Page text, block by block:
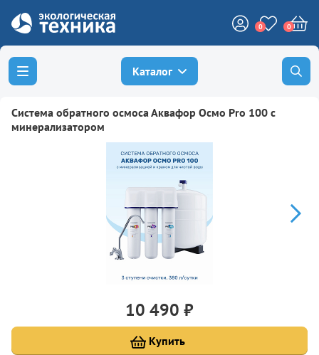
0 0
Каталог
Система обратного осмоса Аквафор Осмо Pro 100 с
минерализатором
10 490 ₽
Купить